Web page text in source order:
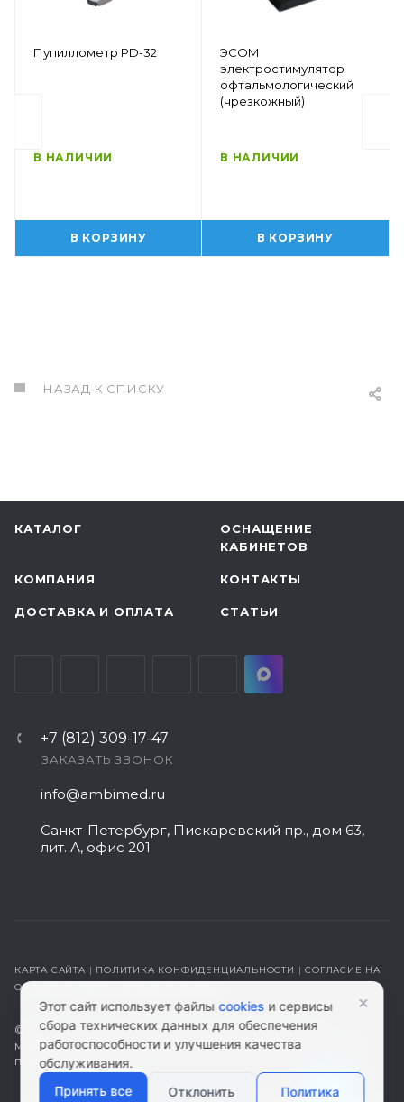
Пупиллометр PD-32
В НАЛИЧИИ
В КОРЗИНУ
ЭСОМ
электростимулятор
офтальмологический
(чрезкожный)
В НАЛИЧИИ
В КОРЗИНУ
НАЗАД К СПИСКУ
КАТАЛОГ
ОСНАЩЕНИЕ
КАБИНЕТОВ
КОМПАНИЯ КОНТАКТЫ
ДОСТАВКА И ОПЛАТА СТАТЬИ
+7 (812) 309-17-47
ЗАКАЗАТЬ ЗВОНОК
info@ambimed.ru
Санкт-Петербург, Пискаревский пр., дом 63,
лит. А, офис 201
КАРТА САЙТА | ПОЛИТИКА КОНФИДЕНЦИАЛЬНОСТИ |СОГЛАСИЕ НА
ОБРАБОТКУ ПЕРСОНАЛЬНЫХ ДАННЫХ
© 2026 ambimed.ru - Медицинское оборудование и
медтехника. Информация на этом ресурсе не является
публичной офертой.
Этот сайт использует файлыcookies и сервисы
сбора технических данных для обеспечения
работоспособности и улучшения качества
обслуживания.
Принять все
Отклонить Политика
×